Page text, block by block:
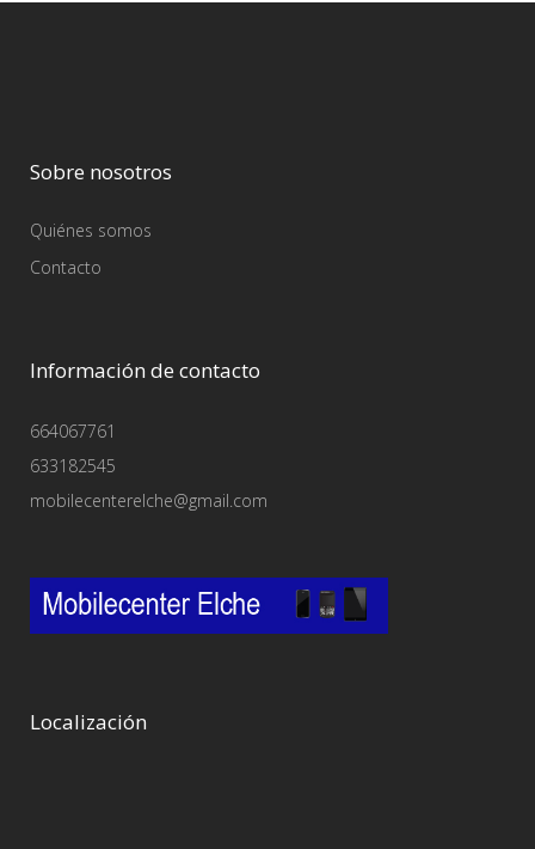
Sobre nosotros
Quiénes somos
Contacto
Información de contacto
664067761
633182545
mobilecenterelche@gmail.com
Localización